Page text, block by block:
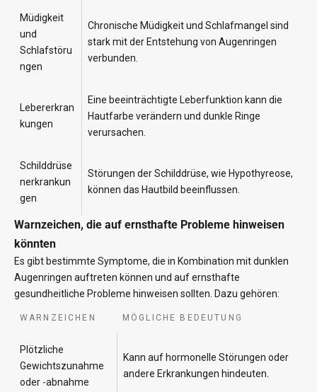
Müdigkeit
und
Schlafstöru
ngen
Chronische Müdigkeit und Schlafmangel sind
stark mit der Entstehung von Augenringen
verbunden.
Lebererkran
kungen
Eine beeinträchtigte Leberfunktion kann die
Hautfarbe verändern und dunkle Ringe
verursachen.
Schilddrüse
nerkrankun
gen
Störungen der Schilddrüse, wie Hypothyreose,
können das Hautbild beeinflussen.
Warnzeichen, die auf ernsthafte Probleme hinweisen
könnten
Es gibt bestimmte Symptome, die in Kombination mit dunklen
Augenringen auftreten können und auf ernsthafte
gesundheitliche Probleme hinweisen sollten. Dazu gehören:
WARNZEICHEN MÖGLICHE BEDEUTUNG
Plötzliche
Gewichtszunahme
oder -abnahme
Kann auf hormonelle Störungen oder
andere Erkrankungen hindeuten.